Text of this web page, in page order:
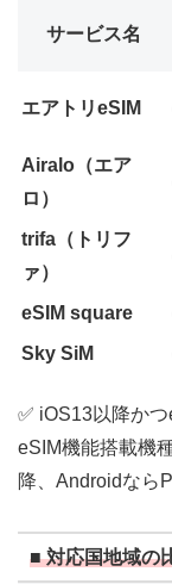
サービス名
エアトリeSIM
Airalo（エア
ロ）
trifa（トリフ
ァ）
eSIM square
Sky SiM
✅ iOS13以降か
eSIM機能搭載機
降、Androidなら
■ 対応国地域の